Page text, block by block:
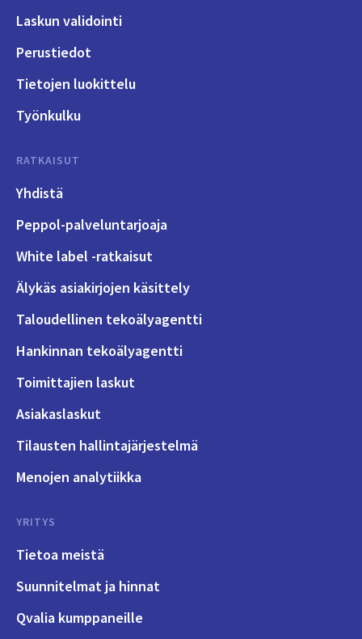
Laskun validointi
Perustiedot
Tietojen luokittelu
Työnkulku
RATKAISUT
Yhdistä
Peppol-palveluntarjoaja
White label -ratkaisut
Älykäs asiakirjojen käsittely
Taloudellinen tekoälyagentti
Hankinnan tekoälyagentti
Toimittajien laskut
Asiakaslaskut
Tilausten hallintajärjestelmä
Menojen analytiikka
YRITYS
Tietoa meistä
Suunnitelmat ja hinnat
Qvalia kumppaneille